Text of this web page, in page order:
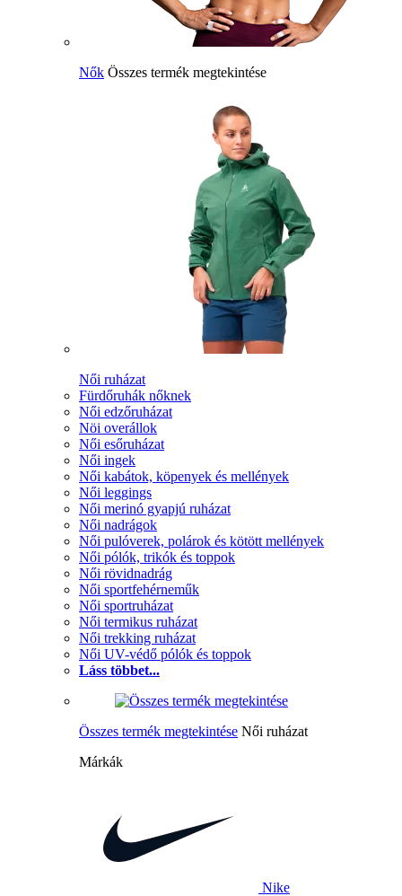
Nők Összes termék megtekintése
Női ruházat
Fürdőruhák nőknek
Női edzőruházat
Nöi overállok
Női esőruházat
Női ingek
Női kabátok, köpenyek és mellények
Női leggings
Női merinó gyapjú ruházat
Női nadrágok
Női pulóverek, polárok és kötött mellények
Női pólók, trikók és toppok
Női rövidnadrág
Női sportfehérneműk
Női sportruházat
Női termikus ruházat
Női trekking ruházat
Női UV-védő pólók és toppok
Láss többet...
Összes termék megtekintése Női ruházat
Márkák
Nike